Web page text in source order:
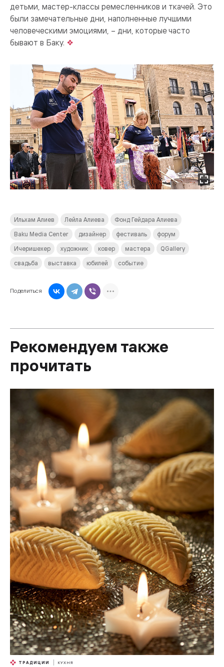
детьми, мастер-классы ремесленников и ткачей. Это
были замечательные дни, наполненные лучшими
человеческими эмоциями, – дни, которые часто
бывают в Баку.
Ильхам Алиев Лейла Алиева
Фонд Гейдара Алиева
Baku Media Center
дизайнер фестиваль
форум
Ичеришехер
художник ковер мастера
QGallery
свадьба
выставка юбилей событие
Поделиться
Рекомендуем также
прочитать
ТРАДИЦИИ КУХНЯ